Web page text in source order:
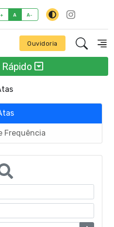
A A-
Ouvidoria
Rápido
Frequência